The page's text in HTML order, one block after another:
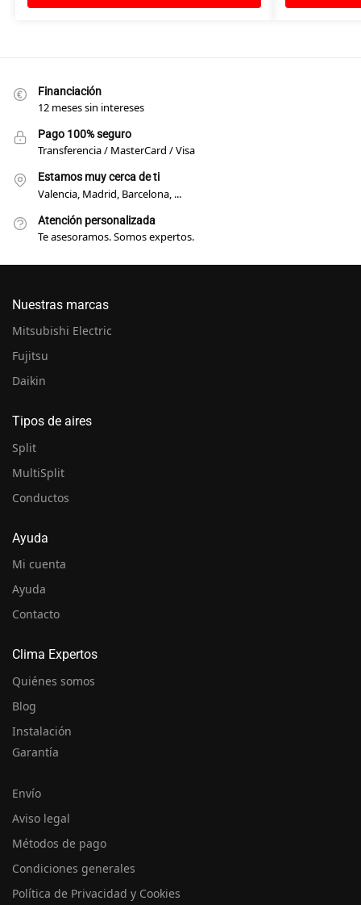
Financiación
12 meses sin intereses
Pago 100% seguro
Transferencia / MasterCard / Visa
Estamos muy cerca de ti
Valencia, Madrid, Barcelona, ...
Atención personalizada
Te asesoramos. Somos expertos.
Nuestras marcas
Mitsubishi Electric
Fujitsu
Daikin
Tipos de aires
Split
MultiSplit
Conductos
Ayuda
Mi cuenta
Ayuda
Contacto
Clima Expertos
Quiénes somos
Blog
Instalación
Garantía
Envío
Aviso legal
Métodos de pago
Condiciones generales
Política de Privacidad y Cookies